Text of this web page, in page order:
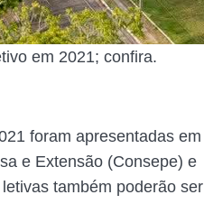
em 2021; confira.
foram apresentadas em
e Extensão (Consepe) e
também poderão ser